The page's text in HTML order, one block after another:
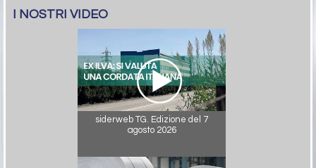
I NOSTRI VIDEO
siderweb TG. Edizione del 7
agosto 2026